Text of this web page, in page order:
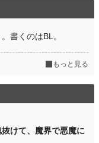
書くのはBL。
もっと見る
けて、魔界で悪魔に